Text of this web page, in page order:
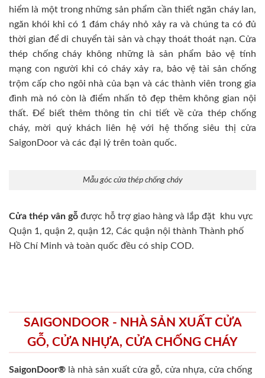
hiểm là một trong những sản phẩm cần thiết ngăn cháy lan,
ngăn khói khi có 1 đám cháy nhỏ xảy ra và chúng ta có đủ
thời gian để di chuyển tài sản và chạy thoát thoát nạn. Cửa
thép chống cháy không những là sản phẩm bảo vệ tính
mạng con người khi có cháy xảy ra, bảo vệ tài sản chống
trộm cấp cho ngôi nhà của bạn và các thành viên trong gia
đình mà nó còn là điểm nhấn tô đẹp thêm không gian nội
thất. Để biết thêm thông tin chi tiết về cửa thép chống
cháy, mời quý khách liên hệ với hệ thống siêu thị cửa
SaigonDoor và các đại lý trên toàn quốc.
Mẫu góc cửa thép chống cháy
Cửa thép vân gỗ được hỗ trợ giao hàng và lắp đặt khu vực
Quận 1, quận 2, quận 12, Các quận nội thành Thành phố
Hồ Chí Minh và toàn quốc đều có ship COD.
SAIGONDOOR - NHÀ SẢN XUẤT CỬA
GỖ, CỬA NHỰA, CỬA CHỐNG CHÁY
SaigonDoor® là nhà sản xuất cửa gỗ, cửa nhựa, cửa chống